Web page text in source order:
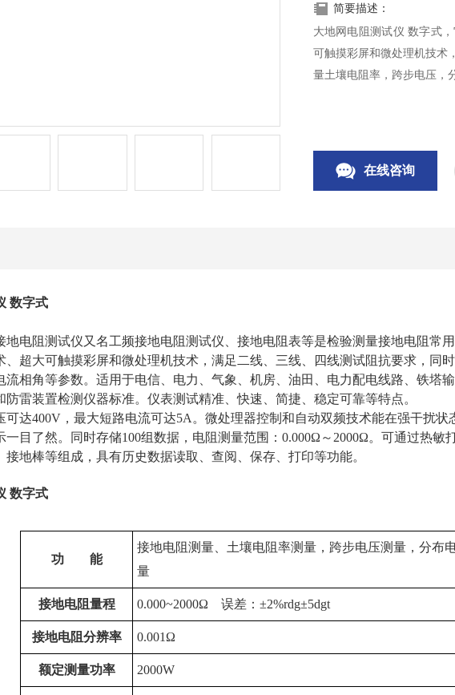
简要描述：
大地网电阻测试仪 数字式
可触摸彩屏和微处理机技术
量土壤电阻率，跨步电压，
在线咨询
数字式
地电阻测试仪又名工频接地电阻测试仪、接地电阻表等是检验测量接地电阻常
、超大可触摸彩屏和微处理机技术，满足二线、三线、四线测试阻抗要求，同
流相角等参数。适用于电信、电力、气象、机房、油田、电力配电线路、铁塔
防雷装置检测仪器标准。仪表测试精准、快速、简捷、稳定可靠等特点。
可达400V，最大短路电流可达5A。微处理器控制和自动双频技术能在强干扰
一目了然。同时存储100组数据，电阻测量范围：0.000Ω～2000Ω。可通过热敏
接地棒等组成，具有历史数据读取、查阅、保存、打印等功能。
数字式
功 能
接地电阻测量、土壤电阻率测量，跨步电压测量，分布
量
接地电阻量程 0.000~2000Ω 误差：±2%rdg±5dgt
接地电阻分辨率 0.001Ω
额定测量功率 2000W